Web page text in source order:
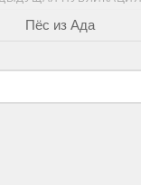
Пёс из Ада